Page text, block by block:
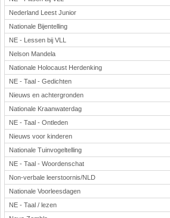
Nederland Leest Junior
Nationale Bijentelling
NE - Lessen bij VLL
Nelson Mandela
Nationale Holocaust Herdenking
NE - Taal - Gedichten
Nieuws en achtergronden
Nationale Kraanwaterdag
NE - Taal - Ontleden
Nieuws voor kinderen
Nationale Tuinvogeltelling
NE - Taal - Woordenschat
Non-verbale leerstoornis/NLD
Nationale Voorleesdagen
NE - Taal / lezen